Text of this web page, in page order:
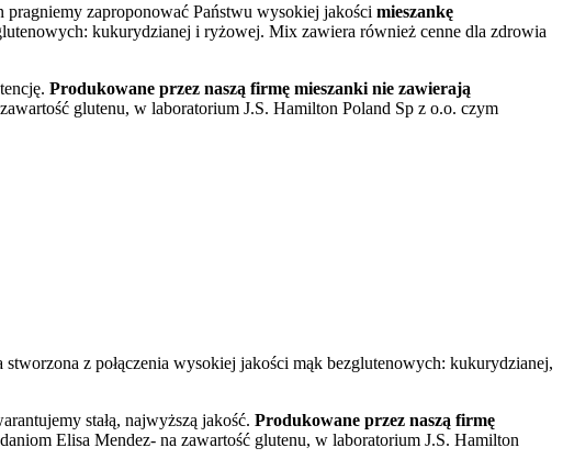
pragniemy zaproponować Państwu wysokiej jakości mieszankę
kukurydzianej i ryżowej. Mix zawiera również cenne dla zdrowia
Produkowane przez naszą firmę mieszanki nie zawierają
glutenu, w laboratorium J.S. Hamilton Poland Sp z o.o. czym
stworzona z połączenia wysokiej jakości mąk bezglutenowych: kukurydzianej,
stałą, najwyższą jakość. Produkowane przez naszą firmę
Elisa Mendez- na zawartość glutenu, w laboratorium J.S. Hamilton